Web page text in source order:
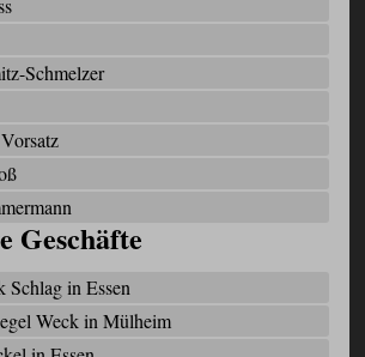
Schmelzer
Geschäfte
Schlag in Essen
Weck in Mülheim